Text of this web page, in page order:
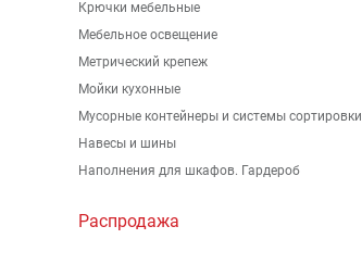
Крючки мебельные
Мебельное освещение
Метрический крепеж
Мойки кухонные
Мусорные контейнеры и системы сортировки
Навесы и шины
Наполнения для шкафов. Гардероб
Распродажа